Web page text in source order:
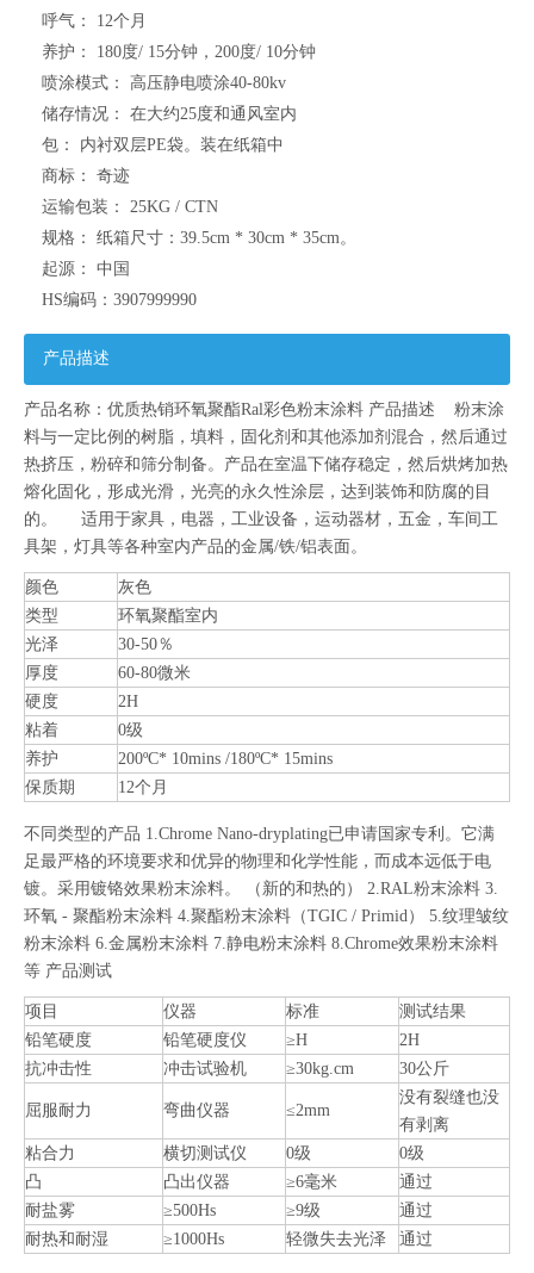
呼气：
12个月
养护：
180度/ 15分钟，200度/ 10分钟
喷涂模式：
高压静电喷涂40-80kv
储存情况：
在大约25度和通风室内
包：
内衬双层PE袋。装在纸箱中
商标：
奇迹
运输包装：
25KG / CTN
规格：
纸箱尺寸：39.5cm * 30cm * 35cm。
起源：
中国
HS编码： 3907999990
产品描述
产品名称：优质热销环氧聚酯Ral彩色粉末涂料 产品描述 粉末涂
料与一定比例的树脂，填料，固化剂和其他添加剂混合，然后通过
热挤压，粉碎和筛分制备。产品在室温下储存稳定，然后烘烤加热
熔化固化，形成光滑，光亮的永久性涂层，达到装饰和防腐的目
的。 适用于家具，电器，工业设备，运动器材，五金，车间工
具架，灯具等各种室内产品的金属/铁/铝表面。
颜色
灰色
类型
环氧聚酯室内
光泽
30-50％
厚度
60-80微米
硬度
2H
粘着
0级
养护
200ºC* 10mins /180ºC* 15mins
保质期
12个月
不同类型的产品 1.Chrome Nano-dryplating已申请国家专利。它满
足最严格的环境要求和优异的物理和化学性能，而成本远低于电
镀。采用镀铬效果粉末涂料。 （新的和热的） 2.RAL粉末涂料 3.
环氧 - 聚酯粉末涂料 4.聚酯粉末涂料（TGIC / Primid） 5.纹理皱纹
粉末涂料 6.金属粉末涂料 7.静电粉末涂料 8.Chrome效果粉末涂料
等 产品测试
项目 仪器 标准
测试结果
铅笔硬度
铅笔硬度仪 ≥H
2H
抗冲击性
冲击试验机 ≥30kg.cm 30公斤
屈服耐力 弯曲仪器 ≤2mm
没有裂缝也没
有剥离
粘合力
横切测试仪 0级
0级
凸
凸出仪器 ≥6毫米
通过
耐盐雾
≥500Hs ≥9级
通过
耐热和耐湿
≥1000Hs 轻微失去光泽 通过